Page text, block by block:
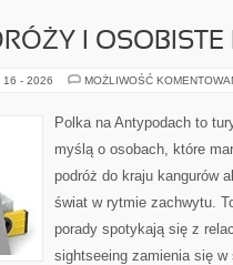
I OSOBISTE
16 - 2026 MOŻLIWOŚĆ
Polka na Antypodach to
myślą o osobach, które
podróż do kraju kangurów
świat w rytmie zachwytu.
porady spotykają się z
sightseeing zamienia się w